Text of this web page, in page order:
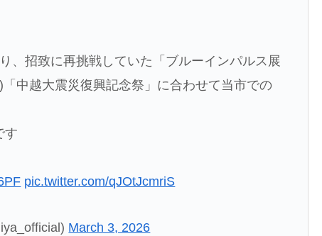
、招致に再挑戦していた「ブルーインパルス展
中越大震災復興記念祭」に合わせて当市での
す
pic.twitter.com/qJOtJcmriS
March 3, 2026